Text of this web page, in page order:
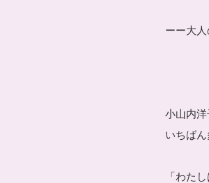
ーー大
小山内洋
いちば
「わた